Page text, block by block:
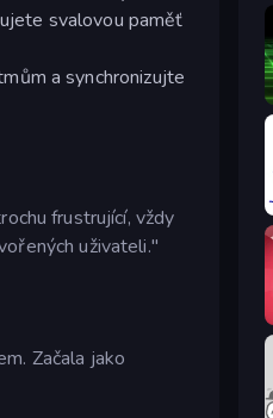
svalovou paměť
a synchronizujte
frustrující, vždy
uživateli."
Začala jako